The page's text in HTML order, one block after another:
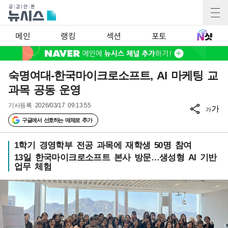
메인 랭킹 섹션 포토
숙명여대-한국마이크로소프트, AI 마케팅 교
과목 공동 운영
기사등록 2026/03/17 09:13:55
구글에서 선호하는 매체로 추가
가가
1학기 경영학부 전공 과목에 재학생 50명 참여
13일 한국마이크로소프트 본사 방문…생성형 AI 기반
업무 체험